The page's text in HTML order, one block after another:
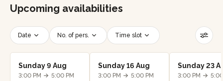
Upcoming availabilities
Date No. of pers. Time slot
Reset filters
Sunday 9 Aug
3:00 PM
5:00 PM
Sunday 16 Aug
3:00 PM
5:00 PM
Sunday 23
3:00 PM